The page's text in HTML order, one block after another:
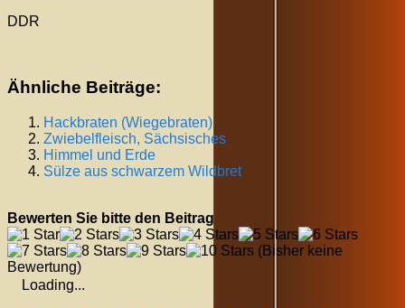
DDR
Ähnliche Beiträge:
Hackbraten (Wiegebraten)
Zwiebelfleisch, Sächsisches
Himmel und Erde
Sülze aus schwarzem Wildbret
Bewerten Sie bitte den Beitrag
(Bisher keine
Bewertung)
Loading...